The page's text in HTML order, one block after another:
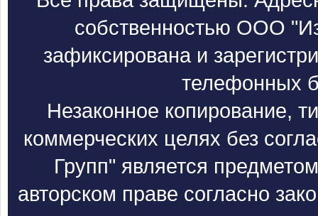
собственностью ООО
зафиксирована и
телефонных
Незаконное копирование,
коммерческих целях без
Групп" является
авторском праве согласно